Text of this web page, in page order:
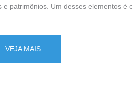
e patrimônios. Um desses elementos é
VEJA MAIS